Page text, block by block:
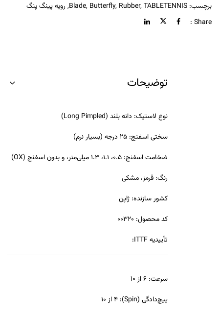
برچسب:
Blade, Butterfly, Rubber,TABLETENNIS
, رویه پینگ پنگ
Share :
توضیحات
نوع لاستیک: دانه بلند (Long Pimpled)
سختی اسفنج: 25 درجه (بسیار نرم)
ضخامت اسفنج: 0.5، 1.1، 1.3 میلی‌متر، و بدون اسفنج (OX)
رنگ: قرمز، مشکی
کشور سازنده: ژاپن
کد محصول:
00320
تأییدیه ITTF
:
سرعت: 6 از 10
پیچ‌دادگی (Spin)
: 4 از 10